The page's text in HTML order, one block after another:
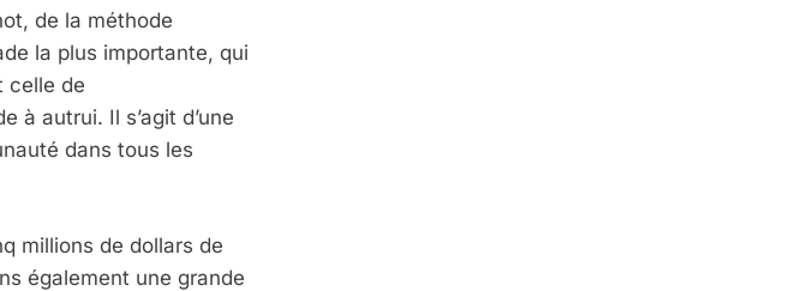
de la méthode
la plus importante, qui
celle de
à autrui. Il s’agit d’une
dans tous les
millions de dollars de
également une grande